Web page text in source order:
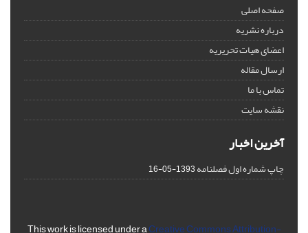
صفحه اصلی
درباره نشریه
اعضای هیات تحریریه
ارسال مقاله
تماس با ما
نقشه سایت
آخرین اخبار
چاپ شماره اول فصلنامه1393-05-16
This work is licensed under aCreative Commons Attribution-